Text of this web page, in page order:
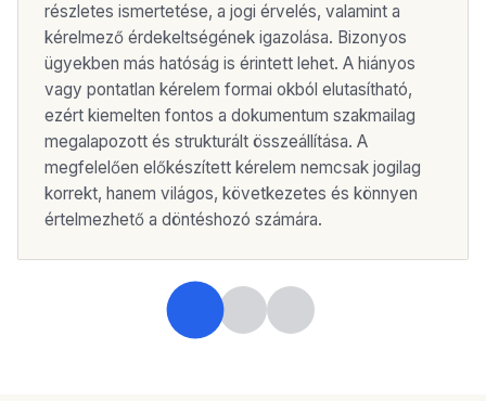
részletes ismertetése, a jogi érvelés, valamint a
kérelmező érdekeltségének igazolása. Bizonyos
ügyekben más hatóság is érintett lehet. A hiányos
vagy pontatlan kérelem formai okból elutasítható,
ezért kiemelten fontos a dokumentum szakmailag
megalapozott és strukturált összeállítása. A
megfelelően előkészített kérelem nemcsak jogilag
korrekt, hanem világos, következetes és könnyen
értelmezhető a döntéshozó számára.